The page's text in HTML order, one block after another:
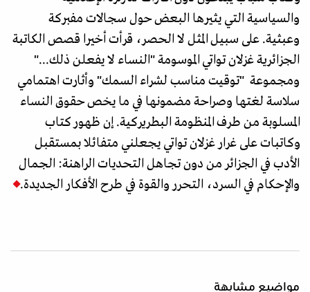
والسياسية التي يثيرها البعض حول سجالات مفبركة
وعبثية. على سبيل المثل لا الحصر، قرأت أخيرا قصص الكاتبة
الجزائرية غزلان تواتي الموسومة "النساء لا يفعلن ذلك..."
ومجموعة "توقيت مناسب لشراء السمك" وأثارت اهتمامي
سلاسة لغتها وصراحة مضمونها في ما يخص حقوق النساء
المسلوبة من طرف المنظومة البطريركية. إن ظهور كتاب
وكاتبات على غرار غزلان تواتي يجعلني متفائلا بمستقبل
الأدب في الجزائر من دون تجاهل التحديات الراهنة: الجمال
والإحكام في السرد، التحرر والقوة في طرح الأفكار الجديدة.
مواضيع مشابهة